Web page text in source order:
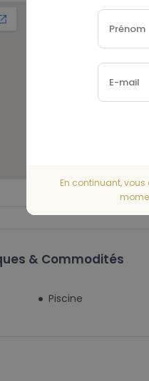
En continuant,
& Commodités
Piscine